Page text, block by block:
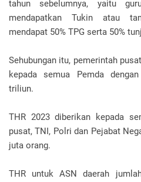
tahun sebelumnya, yaitu
mendapatkan Tukin atau
mendapat 50% TPG serta 50%
Sehubungan itu, pemerintah
kepada semua Pemda
triliun.
THR 2023 diberikan kepada
pusat, TNI, Polri dan Pejabat
juta orang.
THR untuk ASN daerah